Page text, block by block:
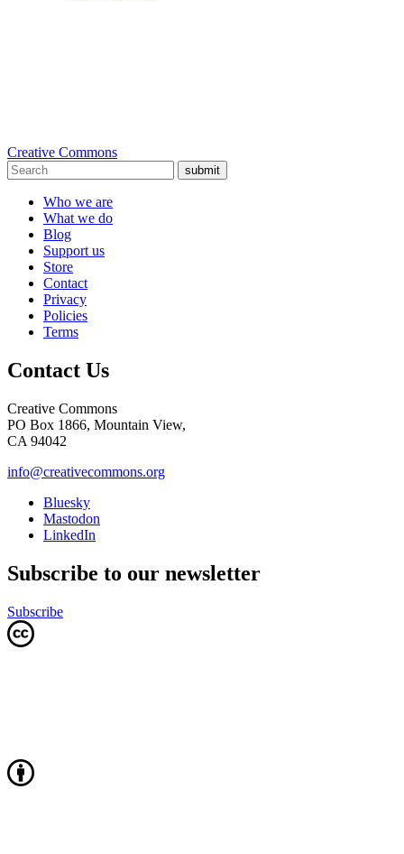
Creative Commons
submit
Who we are
What we do
Blog
Support us
Store
Contact
Privacy
Policies
Terms
Contact Us
Creative Commons
PO Box 1866, Mountain View,
CA 94042
info@creativecommons.org
Bluesky
Mastodon
LinkedIn
Subscribe to our newsletter
Subscribe